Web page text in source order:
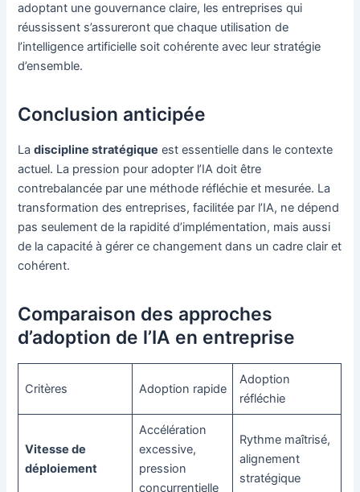
adoptant une gouvernance claire, les entreprises qui
réussissent s’assureront que chaque utilisation de
l’intelligence artificielle soit cohérente avec leur stratégie
d’ensemble.
Conclusion anticipée
Ladiscipline stratégique est essentielle dans le contexte
actuel. La pression pour adopter l’IA doit être
contrebalancée par une méthode réfléchie et mesurée. La
transformation des entreprises, facilitée par l’IA, ne dépend
pas seulement de la rapidité d’implémentation, mais aussi
de la capacité à gérer ce changement dans un cadre clair et
cohérent.
Comparaison des approches
d’adoption de l’IA en entreprise
Critères Adoption rapide
Adoption
réfléchie
Vitesse de
déploiement
Accélération
excessive,
pression
concurrentielle
Rythme maîtrisé,
alignement
stratégique